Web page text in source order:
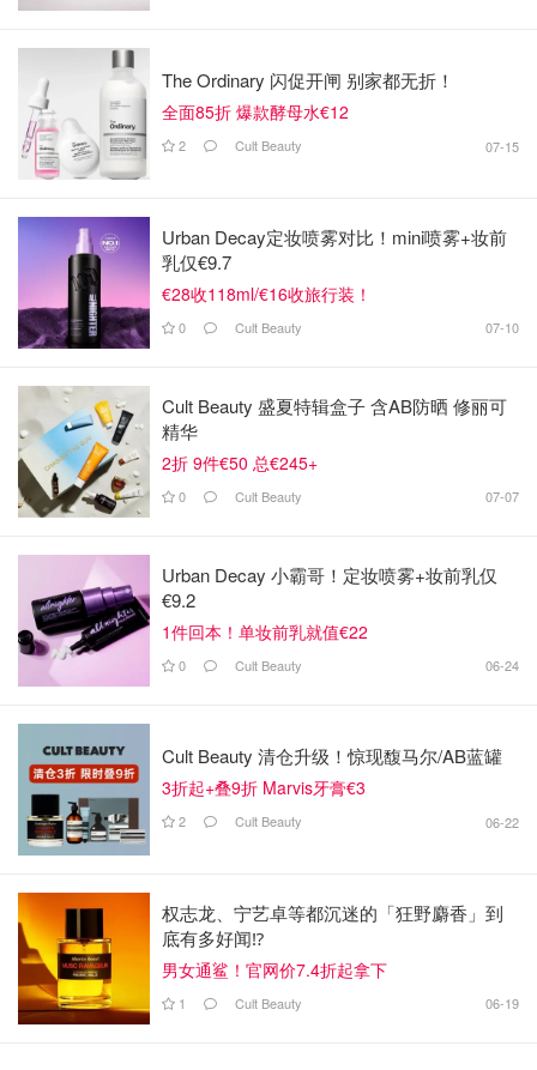
The Ordinary 闪促开闸 别家都无折！
全面85折 爆款酵母水€12
2 Cult Beauty 07-15
Urban Decay定妆喷雾对比！mini喷雾+妆前
乳仅€9.7
€28收118ml/€16收旅行装！
0 Cult Beauty 07-10
Cult Beauty 盛夏特辑盒子 含AB防晒 修丽可
精华
2折 9件€50 总€245+
0 Cult Beauty 07-07
Urban Decay 小霸哥！定妆喷雾+妆前乳仅
€9.2
1件回本！单妆前乳就值€22
0 Cult Beauty 06-24
Cult Beauty 清仓升级！惊现馥马尔/AB蓝罐
3折起+叠9折 Marvis牙膏€3
2 Cult Beauty 06-22
权志龙、宁艺卓等都沉迷的「狂野麝香」到
底有多好闻⁉️
男女通鲨！官网价7.4折起拿下
1 Cult Beauty 06-19